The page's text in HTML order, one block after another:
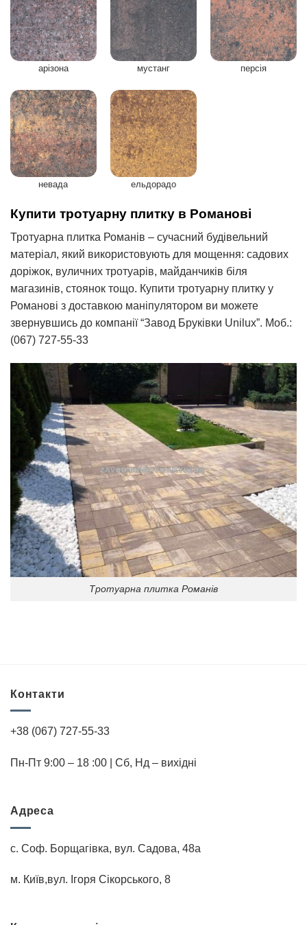
арізона мустанг персія
невада ельдорадо
Купити тротуарну плитку в Романові
Тротуарна плитка Романів – сучасний будівельний
матеріал, який використовують для мощення: садових
доріжок, вуличних тротуарів, майданчиків біля
магазинів, стоянок тощо. Купити тротуарну плитку у
Романові з доставкою маніпулятором ви можете
звернувшись до компанії “Завод Бруківки Unilux”. Моб.:
(067) 727-55-33
Тротуарна плитка Романів
Контакти
+38 (067) 727-55-33
Пн-Пт 9:00 – 18 :00 | Cб, Нд – вихідні
Адреса
с. Соф. Борщагівка, вул. Садова, 48а
м. Київ,вул. Iгоря Сiкорського, 8